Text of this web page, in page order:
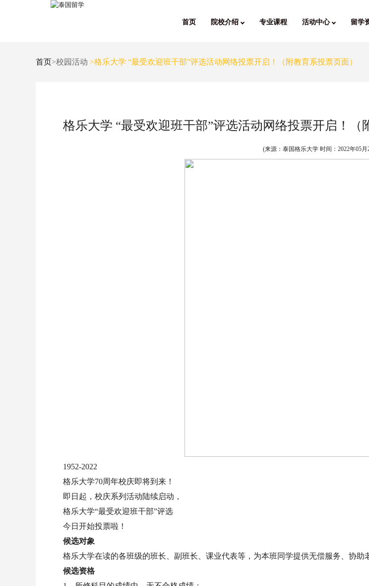
首页 院校介绍 专业课程 活动中心 留学
首页>校园活动 >格乐大学 “最受欢迎班干部”评选活动网络投票开启！（附教育系投票页面）
格乐大学 “最受欢迎班干部”评选活动网络投票开启！（
(来源：泰国格乐大学 时间： 2022年05月
1952-2022
格乐大学70周年校庆即将到来！
即日起，校庆系列活动陆续启动，
格乐大学“最受欢迎班干部”评选
今日开始投票啦！
候选对象
格乐大学在读的各班级的班长、副班长、课业代表等，为本班同学提供无偿服务、协助
候选资格